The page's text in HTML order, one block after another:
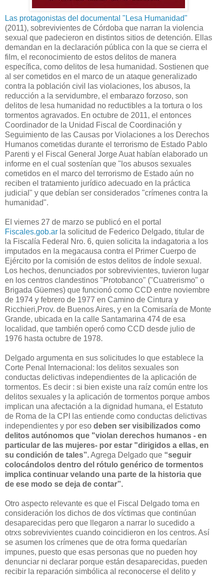
Las protagonistas del documental "Lesa Humanidad"
(2011), sobrevivientes de Córdoba que narran la violencia
sexual que padecieron en distintos sitios de detención. Ellas
demandan en la declaración pública con la que se cierra el
film, el reconocimiento de estos delitos de manera
específica, como delitos de lesa humanidad. Sostienen que
al ser cometidos en el marco de un ataque generalizado
contra la población civil las violaciones, los abusos, la
reducción a la servidumbre, el embarazo forzoso, son
delitos de lesa humanidad no reductibles a la tortura o los
tormentos agravados. En octubre de 2011, el entonces
Coordinador de la Unidad Fiscal de Coordinación y
Seguimiento de las Causas por Violaciones a los Derechos
Humanos cometidas durante el terrorismo de Estado Pablo
Parenti y el Fiscal General Jorge Auat habían elaborado un
informe en el cual sostenían que "los abusos sexuales
cometidos en el marco del terrorismo de Estado aún no
reciben el tratamiento jurídico adecuado en la práctica
judicial" y que debían ser considerados "crímenes contra la
humanidad".
El viernes 27 de marzo se publicó en el portal
Fiscales.gob.ar la solicitud de Federico Delgado, titular de
la Fiscalía Federal Nro. 6, quien solicita la indagatoria a los
imputados en la megacausa contra el Primer Cuerpo de
Ejército por la comisión de estos delitos de índole sexual.
Los hechos, denunciados por sobrevivientes, tuvieron lugar
en los centros clandestinos "Protobanco" ("Cuatrerismo" o
Brigada Güemes) que funcionó como CCD entre noviembre
de 1974 y febrero de 1977 en Camino de Cintura y
Ricchieri,Prov. de Buenos Aires, y en la Comisaría de Monte
Grande, ubicada en la calle Santamarina 474 de esa
localidad, que también operó como CCD desde julio de
1976 hasta octubre de 1978.
Delgado argumenta en sus solicitudes lo que establece la
Corte Penal Internacional: los delitos sexuales son
conductas delictivas independientes de la aplicación de
tormentos. Es decir : si bien existe una raíz común entre los
delitos sexuales y la aplicación de tormentos porque ambos
implican una afectación a la dignidad humana, el Estatuto
de Roma de la CPI las entiende como conductas delictivas
independientes y por eso deben ser visibilizados como
delitos autónomos que "violan derechos humanos - en
particular de las mujeres- por estar "dirigidos a ellas, en
su condición de tales”.Agrega Delgado que “seguir
colocándolos dentro del rótulo genérico de tormentos
implica continuar velando una parte de la historia que
de ese modo se deja de contar”.
Otro aspecto relevante es que el Fiscal Delgado toma en
consideración los dichos de dos víctimas que continúan
desaparecidas pero que llegaron a narrar lo sucedido a
otrxs sobrevivientes cuando coincidieron en los centros. Así
se asumen los crímenes que de otra forma quedarían
impunes, puesto que esas personas que no pueden hoy
denunciar ni declarar porque están desaparecidas, pueden
recibir la reparación simbólica al reconocerse el delito y